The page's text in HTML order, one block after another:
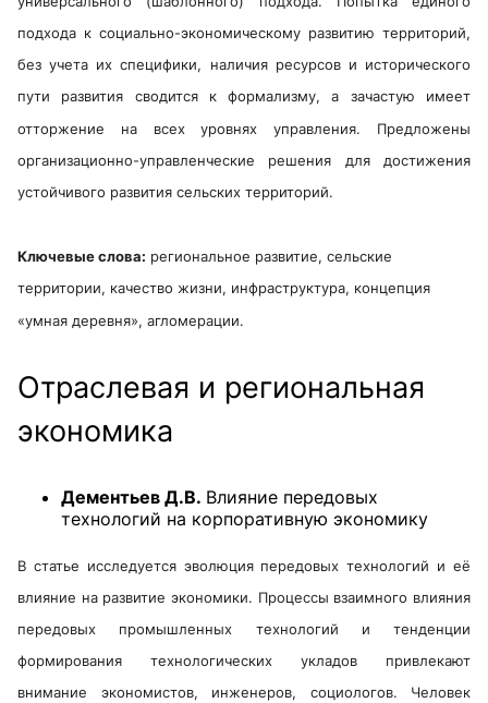
подхода к социально-экономическому развитию территорий,
без учета их специфики, наличия ресурсов и исторического
пути развития сводится к формализму, а зачастую имеет
отторжение на всех уровнях управления. Предложены
организационно-управленческие решения для достижения
устойчивого развития сельских территорий.
Ключевые слова: региональное развитие, сельские
территории, качество жизни, инфраструктура, концепция
«умная деревня», агломерации.
Отраслевая и региональная
экономика
Дементьев Д.В. Влияние передовых
технологий на корпоративную экономику
В статье исследуется эволюция передовых технологий и её
влияние на развитие экономики. Процессы взаимного влияния
передовых промышленных технологий и тенденции
формирования технологических укладов привлекают
внимание экономистов, инженеров, социологов. Человек